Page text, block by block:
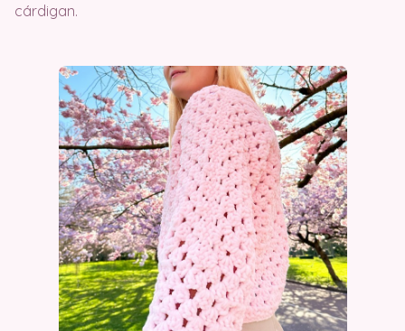
cárdigan.